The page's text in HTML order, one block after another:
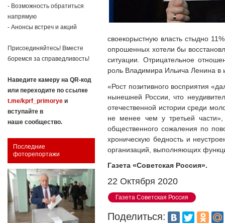
- Возможность обратиться
напрямую
- Анонсы встреч и акций
Присоединяйтесь! Вместе
боремся за справедливость!
Наведите камеру на QR-код
или переходите по ссылке
t.me/kprf_primorye и
вступайте в
наше сообщество.
Последние
фоторепортажи
своекорыстную власть стыдно
опрошенных хотели бы
ситуации. Отрицательное
роль Владимира Ильича Ленина в
«Рост позитивного восприятия
нынешней России, что
отечественной истории среди
не менее чем у третьей
общественного сожаления по
хроническую бедность и
организаций, выполняющих
Газета «Советская Россия».
22 Октября 2020
Газета Советская Россия
Поделиться: